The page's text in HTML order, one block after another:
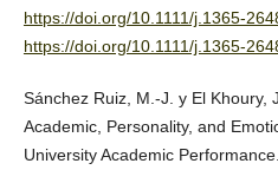
https://doi.org/10.1111/j.1365-
https://doi.org/10.1111/j.1365-
Sánchez Ruiz, M.-J. y El Khoury,
Academic, Personality, and
University Academic